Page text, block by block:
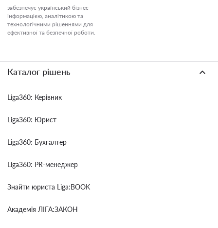
забезпечує український бізнес
інформацією, аналітикою та
технологічними рішеннями для
ефективної та безпечної роботи.
Каталог рішень
Liga360: Керівник
Liga360: Юрист
Liga360: Бухгалтер
Liga360: PR-менеджер
Знайти юриста Liga:BOOK
Академія ЛІГА:ЗАКОН